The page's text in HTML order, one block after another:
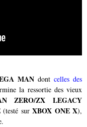
MAN dontcelles des
la ressortie des vieux
ZERO/ZX LEGACY
(testé sur XBOX ONE X),